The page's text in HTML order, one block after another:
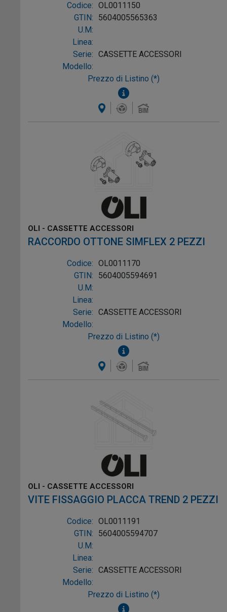
Codice: OL0011150
GTIN:
5604005565363
U.M:
Linea:
Serie: CASSETTE ACCESSORI
Modello:
Prezzo di Listino (*)
OLI - CASSETTE ACCESSORI
RACCORDO OTTONE SIMFLEX 2 PEZZI
Codice: OL0011170
GTIN:
5604005594691
U.M:
Linea:
Serie: CASSETTE ACCESSORI
Modello:
Prezzo di Listino (*)
OLI - CASSETTE ACCESSORI
VITE FISSAGGIO PLACCA TREND 2 PEZZI
Codice: OL0011191
GTIN:
5604005594707
U.M:
Linea:
Serie: CASSETTE ACCESSORI
Modello:
Prezzo di Listino (*)